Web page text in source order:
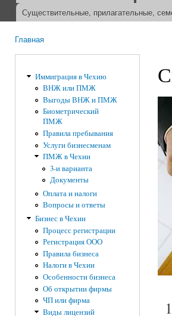
Существительные, прилагательные,
Главная
Иммиграция в Чехию
ВНЖ или ПМЖ
Выгоды ВНЖ и ПМЖ
Биометрический
ПМЖ
Правила пребывания
Услуги бизнесменам
ПМЖ в Чехии
3-и варианта
Документы
Оплата и налоги
Вопросы и ответы
Бизнес в Чехии
Процесс регистрации
Регистрация ООО
Правила бизнеса
Налоги в Чехии
Особенности бизнеса
Об открытии фирмы
ЧП или фирма
Виды лицензий